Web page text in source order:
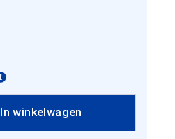
In winkelwagen